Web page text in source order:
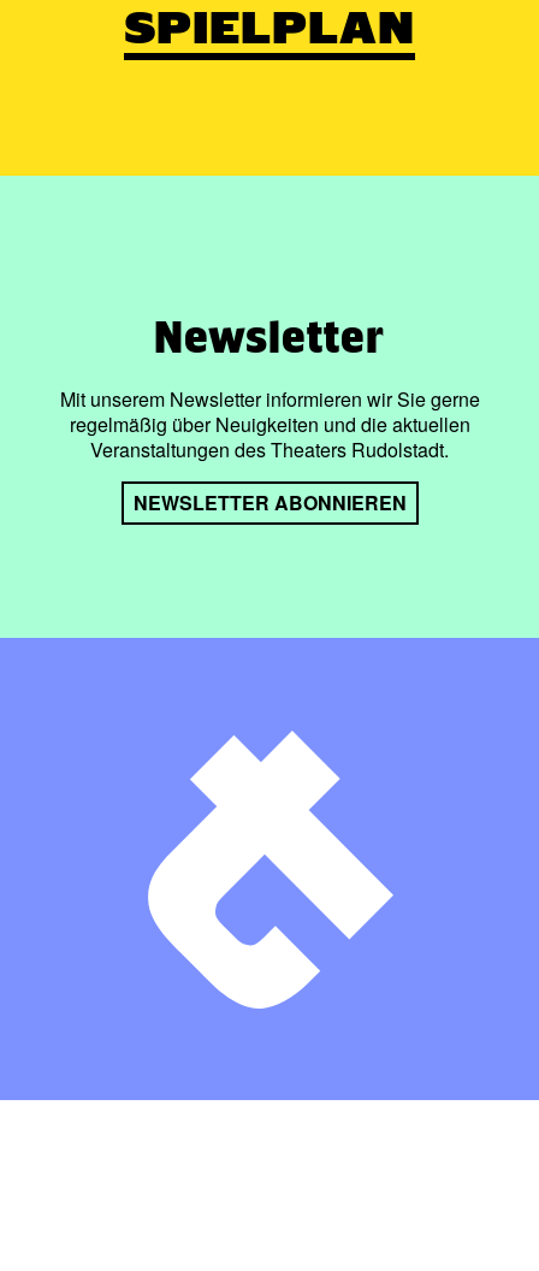
SPIELPLAN
Newsletter
Mit unserem Newsletter informieren wir Sie gerne
regelmäßig über Neuigkeiten und die aktuellen
Veranstaltungen des Theaters Rudolstadt.
NEWSLETTER ABONNIEREN